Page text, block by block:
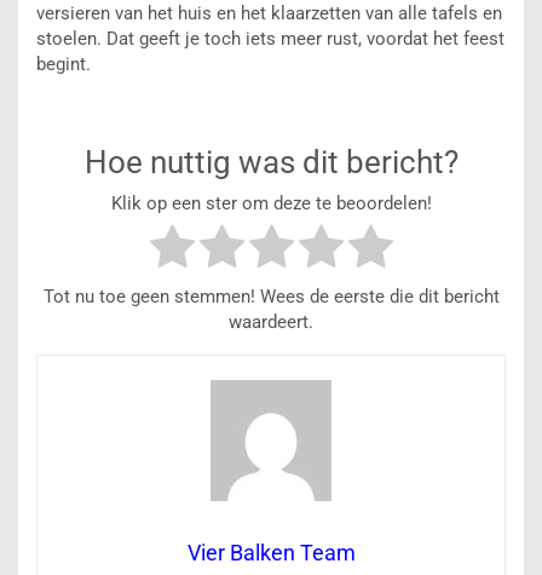
versieren van het huis en het klaarzetten van alle tafels en
stoelen. Dat geeft je toch iets meer rust, voordat het feest
begint.
Hoe nuttig was dit bericht?
Klik op een ster om deze te beoordelen!
Tot nu toe geen stemmen! Wees de eerste die dit bericht
waardeert.
Vier Balken Team